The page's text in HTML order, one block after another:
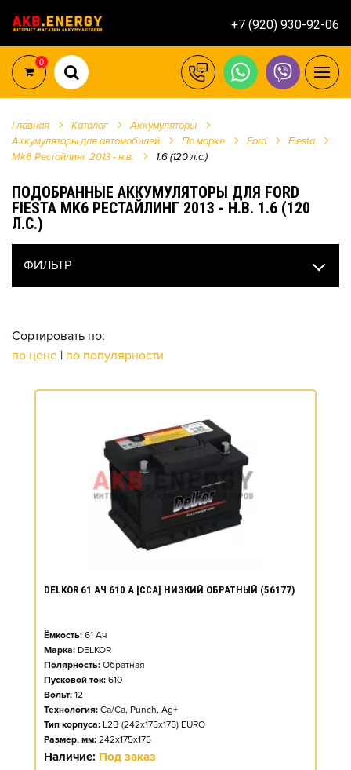
+7 (920) 930-92-06
0
Главная Каталог
Аккумуляторы
Аккумуляторы для автомобилей
По марке Ford
Fiesta
Mk6 Рестайлинг 2013 - н.в.
1.6 (120 л.с.)
ПОДОБРАННЫЕ АККУМУЛЯТОРЫ ДЛЯ FORD
FIESTA MK6 РЕСТАЙЛИНГ 2013 - Н.В. 1.6 (120
Л.С.)
ФИЛЬТР
Сортировать по:
по цене | по популярности
DELKOR 61 АЧ 610 А [CCA] НИЗКИЙ ОБРАТНЫЙ (56177)
Ёмкость: 61 Ач
Марка: DELKOR
Полярность: Обратная
Пусковой ток: 610
Вольт: 12
Технология: Ca/Ca, Punch, Ag+
Тип корпуса: L2B (242x175x175) EURO
Размер, мм: 242x175x175
Наличие: Под заказ